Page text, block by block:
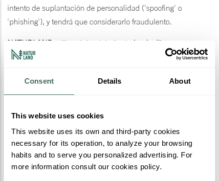
Consent Details About
This website uses cookies
This website uses its own and third-party cookies
necessary for its operation, to analyze your browsing
habits and to serve you personalized advertising. For
more information consult our cookies policy.
intento de suplantación de personalidad ('spoofing' o
'phishing'), y tendrá que considerarlo fraudulento.
NATURLAND utiliza el dominio “ naturland.ad” para sus
correos electrónicos. Si usted recibe un correo electrónico con
naturland.security@hotmail.com, puede estar seguro de que
es un correo falso. Algunos correos electrónicos que practican
phishing contienen enlaces a sitios web que utilizan la
web completamente diferente. Si desplaza el ratón por encima
del enlace, podrá ver la URL asociada, que probablemente
tendrá un formato diferente a las enlazadas en los sitios web